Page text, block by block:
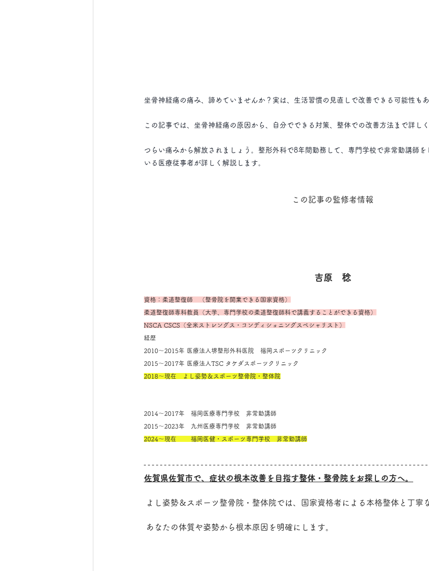
坐骨神経痛の痛み、諦めていませんか？実は、生活習慣の見直しで改善できる可能性もあ
この記事では、坐骨神経痛の原因から、自分でできる対策、整体での改善方法まで詳しく
つらい痛みから解放されましょう。整形外科で8年間勤務して、専門学校で非常勤講師
いる医療従事者が詳しく解説します。
この記事の監修者情報
吉原　稔
資格：柔道整復師　（整骨院を開業できる国家資格）
柔道整復師専科教員（大学、専門学校の柔道整復師科で講義することができる資格）
NSCA CSCS（全米ストレングス・コンディショニングスペシャリスト）
経歴
2010～2015年 医療法人堺整形外科医院　福岡スポーツクリニック
2015～2017年 医療法人TSC タケダスポーツクリニック
2018～現在　よし姿勢＆スポーツ整骨院・整体院
2014～2017年　福岡医療専門学校　非常勤講師
2015～2023年　九州医療専門学校　非常勤講師
2024～現在　　 福岡医健・スポーツ専門学校　非常勤講師
佐賀県佐賀市で、症状の根本改善を目指す整体・整骨院をお探しの方へ。
よし姿勢＆スポーツ整骨院・整体院では、国家資格者による本格整体と丁寧
あなたの体質や姿勢から根本原因を明確にします。